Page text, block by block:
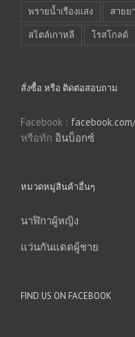
พรายน้ำเรืองแสง
สายย
สไตล์เกาหลี
โรสโกลด์
สั่งซื้อ หรือ ติดต่อสอบถาม
Facebook :
หรือทัก อินบ็อกซ์
หมวดหมู่สินค้าอื่นๆ
นาฬิกาผู้หญิง
แว่นกันแดดผู้ชาย
FIND US ON FACEBOOK